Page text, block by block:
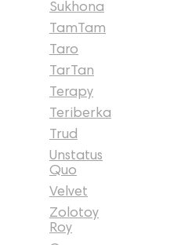
Sukhona
TamTam
Taro
TarTan
Terapy
Teriberka
Trud
Unstatus
Quo
Velvet
Zolotoy
Roy